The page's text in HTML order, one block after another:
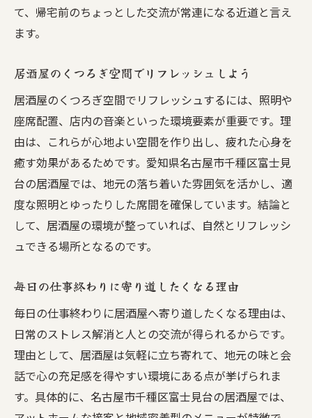
て、帰宅前のちょっとした交流が常連になる近道と言え
ます。
居酒屋のくつろぎ空間でリフレッシュしよう
居酒屋のくつろぎ空間でリフレッシュするには、照明や
座席配置、店内の音楽といった環境要素が重要です。理
由は、これらが心地よい空間を作り出し、疲れた心身を
癒す効果があるためです。愛知県名古屋市千種区富士見
台の居酒屋では、地元の落ち着いた雰囲気を活かし、適
度な照明とゆったりした席間を確保しています。結論と
して、居酒屋の環境が整っていれば、自然とリフレッシ
ュできる場所となるのです。
毎日の仕事終わりに寄り道したくなる理由
毎日の仕事終わりに居酒屋へ寄り道したくなる理由は、
日常のストレス解消と人との交流が得られるからです。
理由として、居酒屋は気軽に立ち寄れて、地元の味と会
話で心の充足感を得やすい環境にある点が挙げられま
す。具体的に、名古屋市千種区富士見台の居酒屋では、